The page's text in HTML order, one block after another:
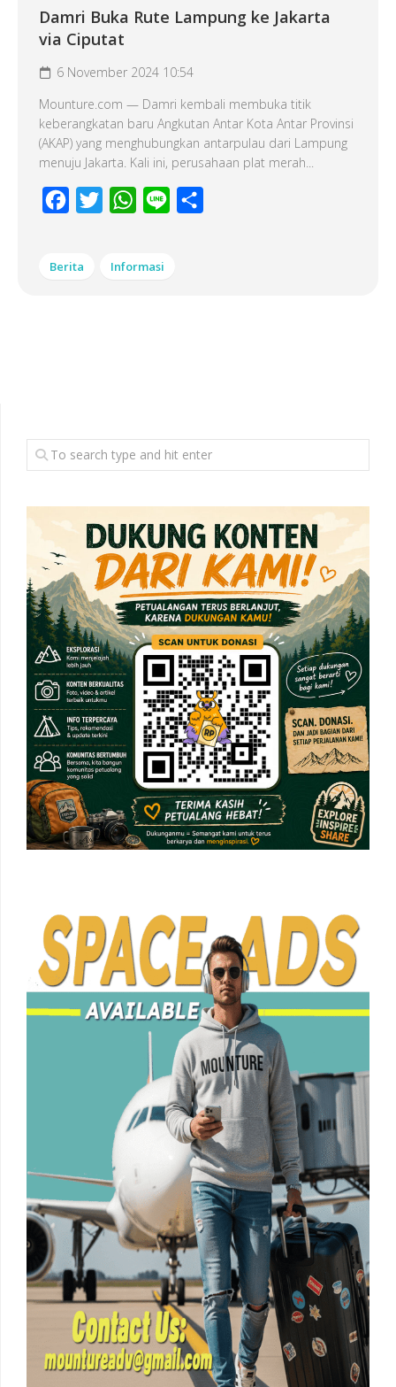
Damri Buka Rute Lampung ke Jakarta
via Ciputat
6 November 2024 10:54
Mounture.com — Damri kembali membuka titik
keberangkatan baru Angkutan Antar Kota Antar Provinsi
(AKAP) yang menghubungkan antarpulau dari Lampung
menuju Jakarta. Kali ini, perusahaan plat merah...
Facebook
Twitter WhatsApp
Line
Berita Informasi